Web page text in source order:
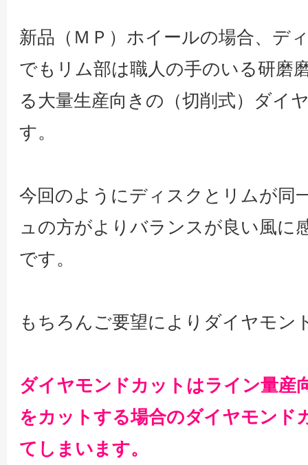
新品（ＭＰ）ホイールの場合、デ
でもリム部は職人の手のいる研磨
る大量生産向きの（切削式）ダイ
す。
今回のようにディスクとリムが同
ュの方がよりバランスが良い風に
です。
もちろんご要望によりダイヤモン
ダイヤモンドカットはライン量産
をカットする場合のダイヤモンド
てしまいます。